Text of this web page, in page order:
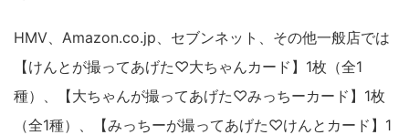
HMV、Amazon.co.jp、セブンネット、その他一般店では
【けんとが撮ってあげた♡大ちゃんカード】1枚（全1
種）、【大ちゃんが撮ってあげた♡みっちーカード】1枚
（全1種）、【みっちーが撮ってあげた♡けんとカード】1